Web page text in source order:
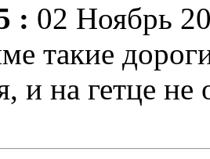
: 02 Ноябрь
такие
и на гетце не